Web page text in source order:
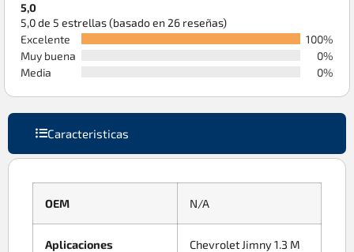
5,0
5,0 de 5 estrellas (basado en 26 reseñas)
Excelente
100%
Muy buena
0%
Media
0%
Caracteristicas
OEM N/A
Aplicaciones
Chevrolet Jimny 1.3 M